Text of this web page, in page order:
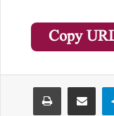
Copy
Telegram